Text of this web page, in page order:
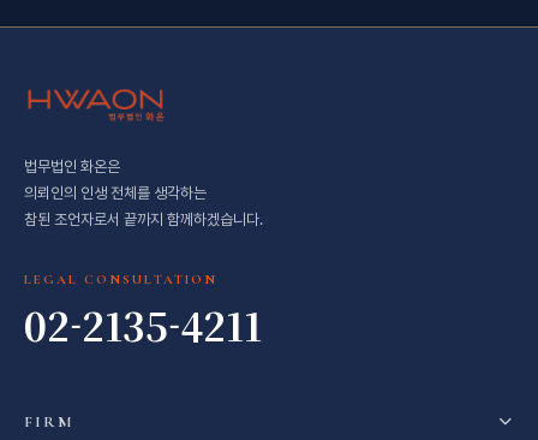
법무법인 화온은
의뢰인의 인생 전체를 생각하는
참된 조언자로서 끝까지 함께하겠습니다.
LEGAL CONSULTATION
02-2135-4211
FIRM